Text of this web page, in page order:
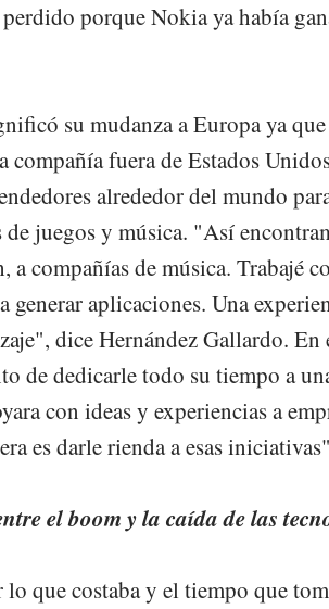
porque Nokia ya había
su mudanza a Europa ya
compañía fuera de Estados
alrededor del mundo
juegos y música. "Así
a compañías de música. Trabajé
generar aplicaciones. Una
dice Hernández Gallardo. En
de dedicarle todo su tiempo a
con ideas y experiencias a
es darle rienda a esas
el boom y la caída de las
lo que costaba y el tiempo que